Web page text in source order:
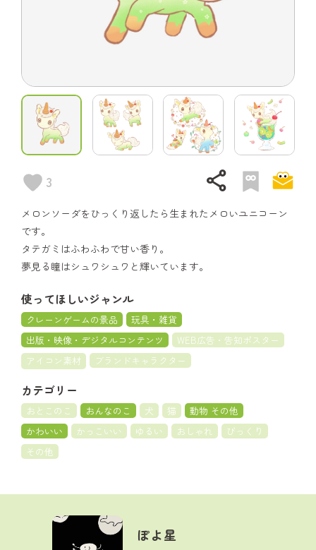
3 share
メロンソーダをひっくり返したら生まれたメロいユニコーン
です。
タテガミはふわふわで甘い香り。
夢見る瞳はシュワシュワと輝いています。
使ってほしいジャンル
クレーンゲームの景品
玩具・雑貨
出版・映像・デジタルコンテンツ
WEB広告・告知ポスター
アイコン素材
ブランドキャラクター
カテゴリー
おとこのこ おんなのこ 犬 猫
動物 その他
かわいい
かっこいい ゆるい おしゃれ
びっくり
その他
ぽよ星